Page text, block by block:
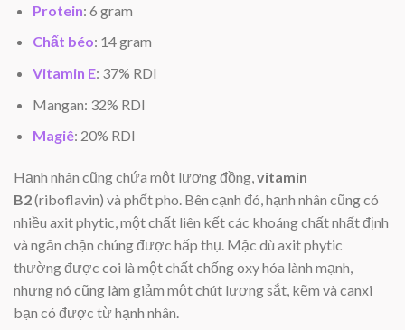
Protein: 6 gram
Chất béo: 14 gram
Vitamin E: 37% RDI
Mangan: 32% RDI
Magiê: 20% RDI
Hạnh nhân cũng chứa một lượng đồng,vitamin
B2(riboflavin) và phốt pho. Bên cạnh đó, hạnh nhân cũng có
nhiều axit phytic, một chất liên kết các khoáng chất nhất định
và ngăn chặn chúng được hấp thụ. Mặc dù axit phytic
thường được coi là một chất chống oxy hóa lành mạnh,
nhưng nó cũng làm giảm một chút lượng sắt, kẽm và canxi
bạn có được từ hạnh nhân.